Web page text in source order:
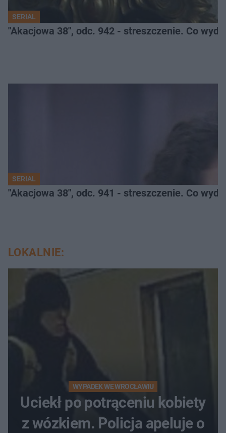
SERIAL
"Akacjowa 38", odc. 942 - streszczenie. Co
SERIAL
"Akacjowa 38", odc. 941 - streszczenie. Co
LOKALNIE:
WYPADEK WE WROCŁAWIU
Uciekł po potrąceniu kobiety
z wózkiem. Policja apeluje o